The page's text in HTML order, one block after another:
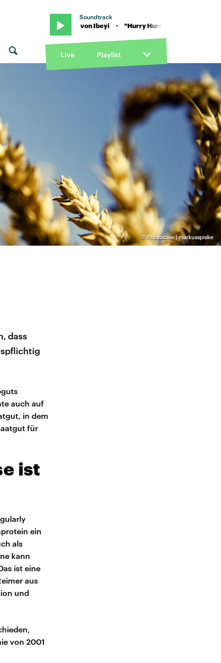
Soundtrack
Hurry" von Ibeyi · "Hurry Hurry" von Ibeyi
Live Playlist
©Photocase | markusspiske
dass
auch auf
in dem
für
ist
ein
als
kann
ist eine
aus
und
von 2001